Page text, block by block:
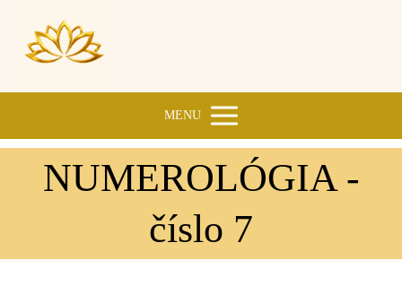
MENU
NUMEROLÓGIA -
číslo 7